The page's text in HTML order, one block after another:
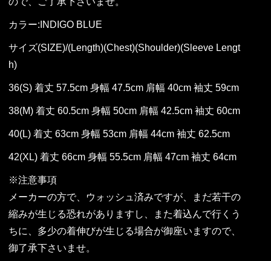
カラー:INDIGO BLUE
サイズ(SIZE)/(Length)(Chest)(Shoulder)(Sleeve Lengt
h)
36(S) 着丈 57.5cm 身幅 47.5cm 肩幅 40cm 袖丈 59cm
38(M) 着丈 60.5cm 身幅 50cm 肩幅 42.5cm 袖丈 60cm
40(L) 着丈 63cm 身幅 53cm 肩幅 44cm 袖丈 62.5cm
42(XL) 着丈 66cm 身幅 55.5cm 肩幅 47cm 袖丈 64cm
※注意事項
メーカーの方で、ウォッシュ済みですが、まだ若干の
縮みが生じる恐れがありますし、また着込んで行くう
ちに、多少の着伸びが生じる場合が御座いますので、
御了承下さいませ。